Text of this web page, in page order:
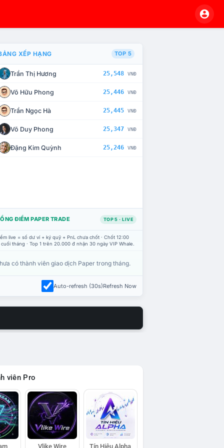
CHẾ TÀI XỬ LÝ VI PHẠM
XẾP HẠNG TOP 5
Trần Thị Hương 25,548 VNĐ
Võ Hữu Phong 25,446 VNĐ
Trần Ngọc Hà 25,445 VNĐ
Võ Duy Phong 25,347 VNĐ
Đặng Kim Quỳnh 25,246 VNĐ
ĐIỂM PAPER TRADE TOP 5 · LIVE
live = số dư ví + ký quỹ + PnL chưa chốt · Chốt 12:00
tháng · Top 1 trên 20.000 đ nhận 30 ngày VIP Whale.
có thành viên giao dịch Paper trong tháng.
Auto-refresh (30s)Refresh Now
viên Pro
Vlike Wire Tín Hiệu Alpha